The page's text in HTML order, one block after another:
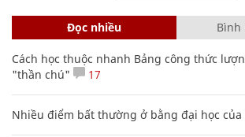
Đọc nhiều Bình
Cách học thuộc nhanh Bảng công thức
"thần chú"
17
Nhiều điểm bất thường ở bằng đại học của